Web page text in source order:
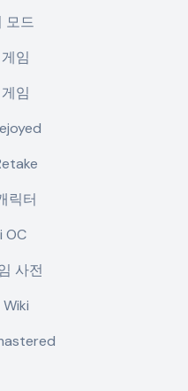
모드
임
임
릭터
OC
사전